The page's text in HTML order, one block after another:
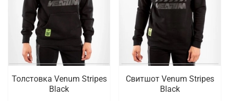
Толстовка Venum Stripes
Black
Свитшот Venum Stripes
Black